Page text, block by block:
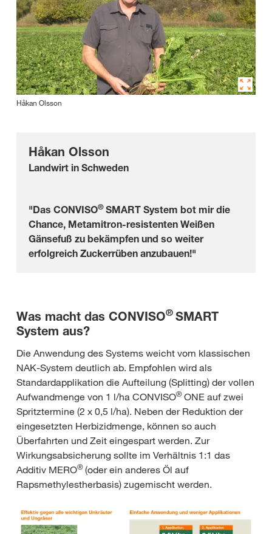
Håkan Olsson
Håkan Olsson
Landwirt in Schweden
"Das CONVISO® SMART System bot mir die
Chance, Metamitron-resistenten Weißen
Gänsefuß zu bekämpfen und so weiter
erfolgreich Zuckerrüben anzubauen!"
Was macht das CONVISO® SMART
System aus?
Die Anwendung des Systems weicht vom klassischen
NAK-System deutlich ab. Empfohlen wird als
Standardapplikation die Aufteilung (Splitting) der vollen
Aufwandmenge von 1 l/ha CONVISO®ONE auf zwei
Spritztermine (2 x 0,5 l/ha). Neben der Reduktion der
eingesetzten Herbizidmenge, können so auch
Überfahrten und Zeit eingespart werden. Zur
Wirkungsabsicherung sollte im Verhältnis 1:1 das
Additiv MERO®(oder ein anderes Öl auf
Rapsmethylestherbasis) zugemischt werden.